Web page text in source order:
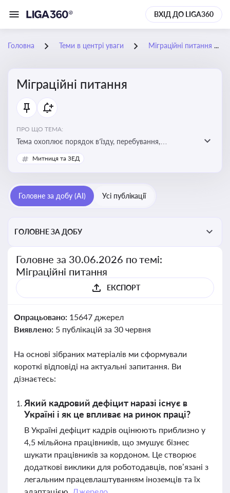
ВХІД ДО LIGA360
Головна Теми в центрі уваги Міграційні питання
Міграційні питання
ПРО ЩО ТЕМА:
Тема охоплює порядок в’їзду, перебування,
працевлаштування іноземців, а також набуття або
втрату громадянства України
Митниця та ЗЕД
Головне за добу (AI) Усі публікації
ГОЛОВНЕ ЗА ДОБУ
Головне за 30.06.2026 по темі:
Міграційні питання
ЕКСПОРТ
Опрацьовано: 15647 джерел
Виявлено: 5 публікацій за 30 червня
На основі зібраних матеріалів ми сформували
короткі відповіді на актуальні запитання. Ви
дізнаєтесь:
Який кадровий дефіцит наразі існує в
Україні і як це впливає на ринок праці?
В Україні дефіцит кадрів оцінюють приблизно у
4,5 мільйона працівників, що змушує бізнес
шукати працівників за кордоном. Це створює
додаткові виклики для роботодавців, пов’язані з
легальним працевлаштуванням іноземців та їх